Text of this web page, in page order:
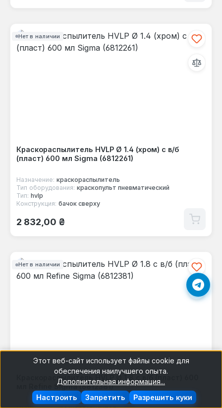
Нет в наличии
Краскораспылитель HVLP Ø 1.4 (хром) с в/б
(пласт) 600 мл Sigma (6812261)
Назначение: краскораспылитель
Тип оборудования: краскопульт пневматический
Тип: hvlp
Конструкция: бачок сверху
Обычная цена:
2 832,00 ₴
Нет в наличии
Краскораспылитель HVLP Ø 1.8 с в/б (пласт) 600
мл Refine Sigma (6812381)
Этот веб-сайт использует файлы cookie для
обеспечения наилучшего опыта.
Дополнительная информация...
Запретить
Настроить Разрешить куки